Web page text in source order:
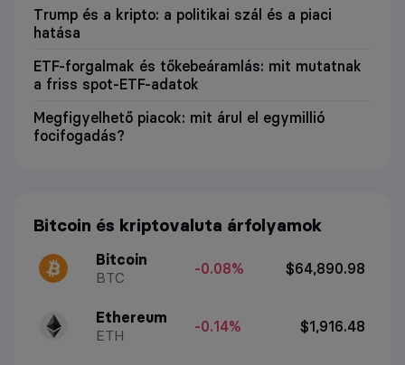
Trump és a kripto: a politikai szál és a piaci
hatása
ETF-forgalmak és tőkebeáramlás: mit mutatnak
a friss spot-ETF-adatok
Megfigyelhető piacok: mit árul el egymillió
focifogadás?
Bitcoin és kriptovaluta árfolyamok
Bitcoin
BTC
-0.08% $64,890.98
Ethereum
ETH
-0.14% $1,916.48